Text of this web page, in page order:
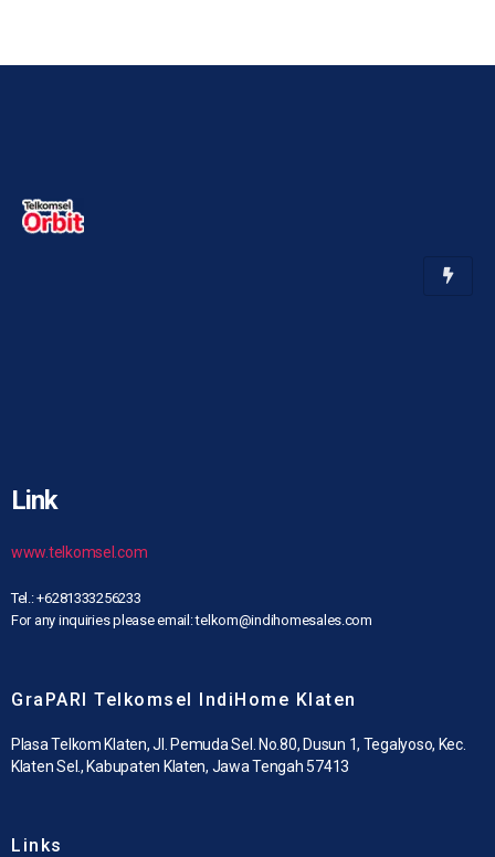
Link
www.telkomsel.com
Tel.: +6281333256233
For any inquiries please email: telkom@indihomesales.com
GraPARI Telkomsel IndiHome Klaten
Plasa Telkom Klaten, Jl. Pemuda Sel. No.80, Dusun 1, Tegalyoso, Kec.
Klaten Sel., Kabupaten Klaten, Jawa Tengah 57413
Links